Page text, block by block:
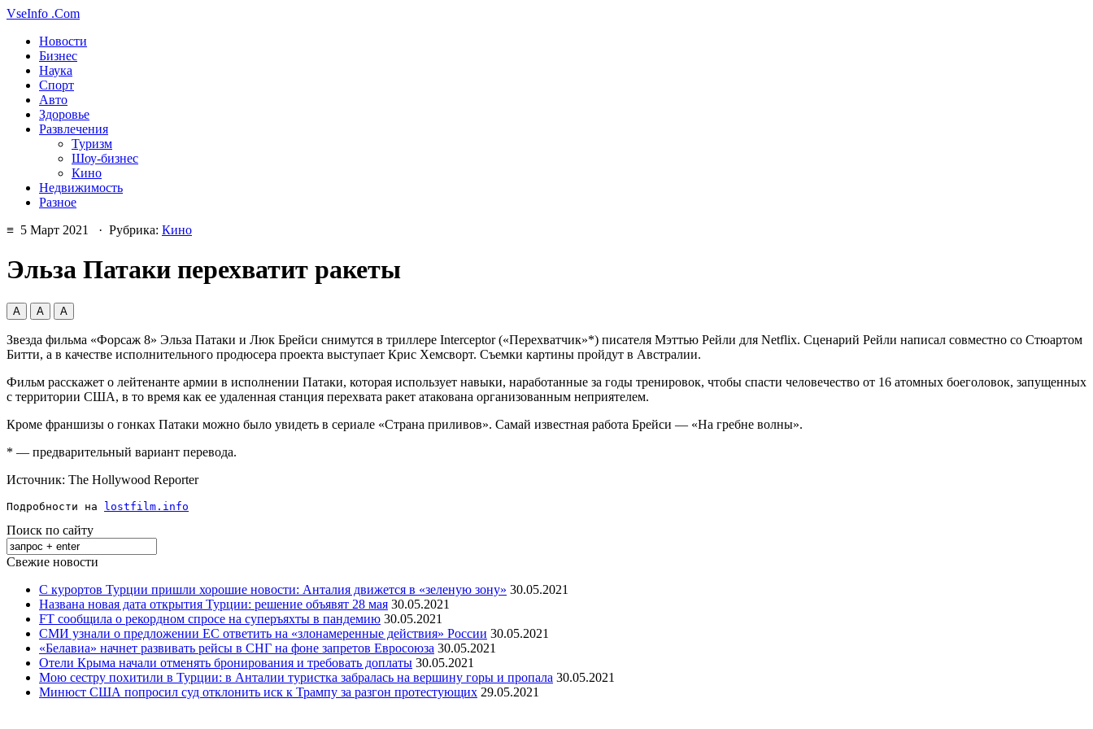
VseInfo .Com
Новости
Бизнес
Наука
Спорт
Авто
Здоровье
Развлечения
Туризм
Шоу-бизнес
Кино
Недвижимость
Разное
≡ 5 Март 2021 · Рубрика: Кино
Эльза Патаки перехватит ракеты
А А А
Звезда фильма «Форсаж 8» Эльза Патаки и Люк Брейси снимутся в триллере Interceptor («Перехватчик»*) писателя Мэттью Рейли для Netflix. Сценарий Рейли написал совместно со Стюартом
Битти, а в качестве исполнительного продюсера проекта выступает Крис Хемсворт. Съемки картины пройдут в Австралии.
Фильм расскажет о лейтенанте армии в исполнении Патаки, которая использует навыки, наработанные за годы тренировок, чтобы спасти человечество от 16 атомных боеголовок, запущенных
с территории США, в то время как ее удаленная станция перехвата ракет атакована организованным неприятелем.
Кроме франшизы о гонках Патаки можно было увидеть в сериале «Страна приливов». Самай известная работа Брейси — «На гребне волны».
* — предварительный вариант перевода.
Источник: The Hollywood Reporter
Подробности на lostfilm.info
Поиск по сайту
Свежие новости
С курортов Турции пришли хорошие новости: Анталия движется в «зеленую зону» 30.05.2021
Названа новая дата открытия Турции: решение объявят 28 мая 30.05.2021
FT сообщила о рекордном спросе на суперъяхты в пандемию 30.05.2021
СМИ узнали о предложении ЕС ответить на «злонамеренные действия» России 30.05.2021
«Белавиа» начнет развивать рейсы в СНГ на фоне запретов Евросоюза 30.05.2021
Отели Крыма начали отменять бронирования и требовать доплаты 30.05.2021
Мою сестру похитили в Турции: в Анталии туристка забралась на вершину горы и пропала 30.05.2021
Минюст США попросил суд отклонить иск к Трампу за разгон протестующих 29.05.2021